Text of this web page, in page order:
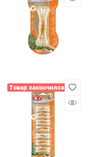
Товар закончился